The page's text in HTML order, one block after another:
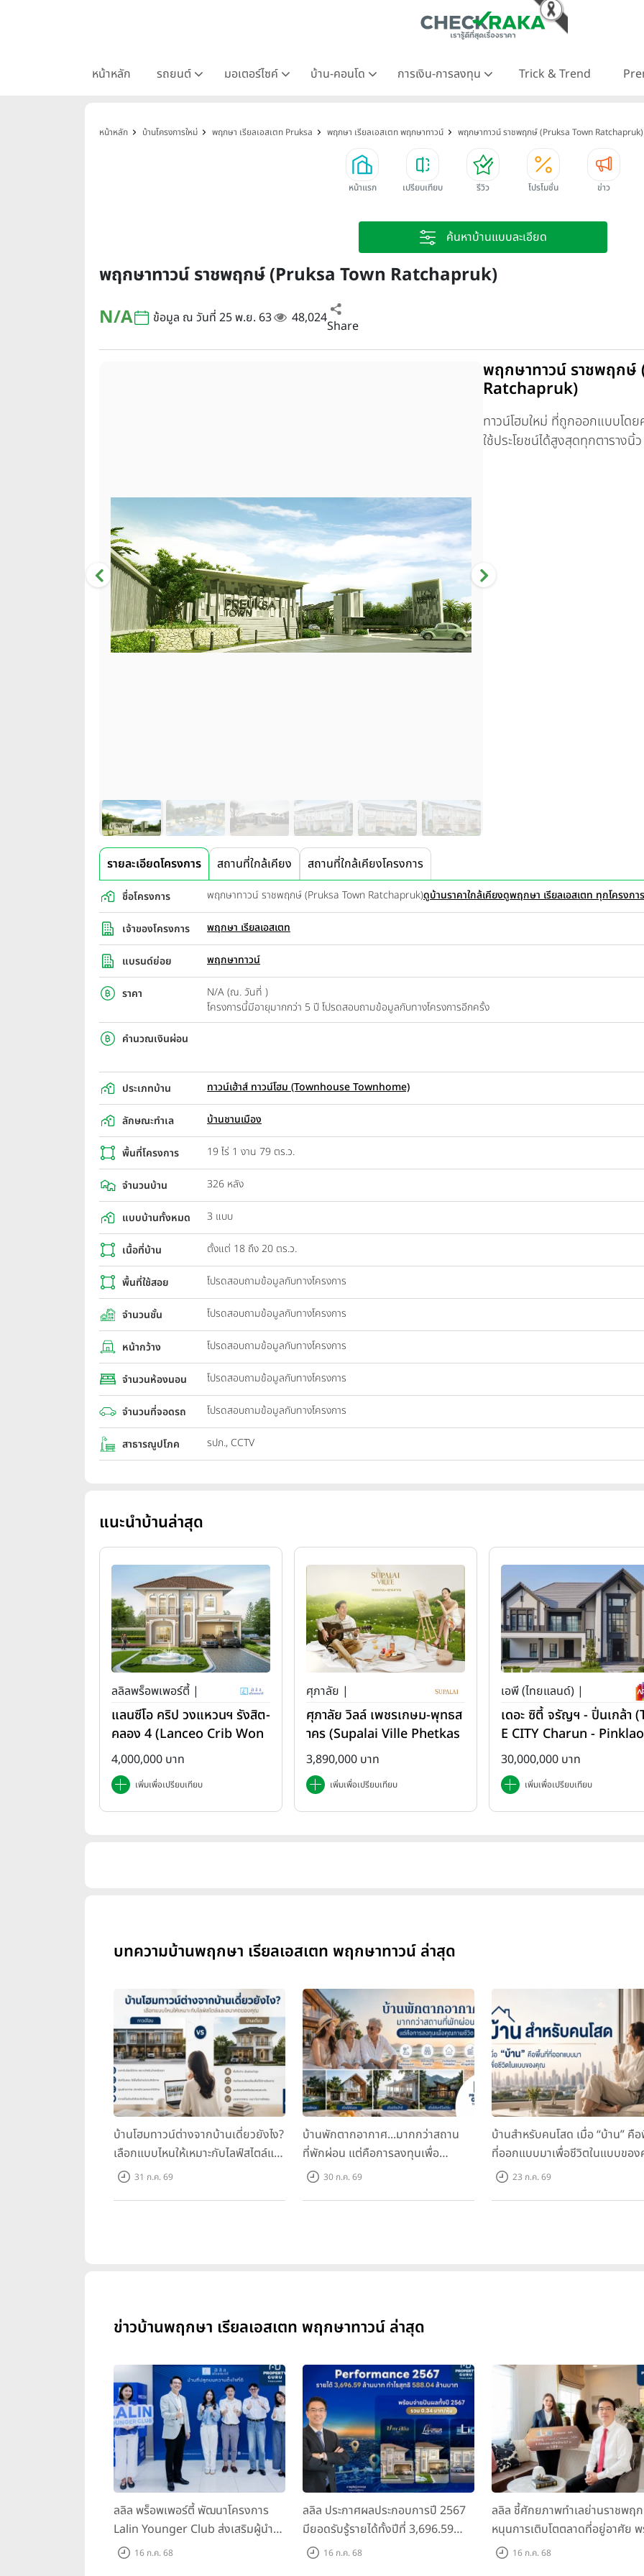
หน้าหลัก รถยนต์ มอเตอร์ไซค์ บ้าน-คอนโด การเงิน-การลงทุน Trick & Trend
หน้าหลัก บ้านโครงการใหม่ พฤกษา เรียลเอสเตท Pruksa พฤกษา เรียลเอสเตท พฤกษาทาวน์ พฤกษาทาวน์ ราชพฤกษ์ (Pruksa Town Ratchapruk)
หน้าแรก เปรียบเทียบ รีวิว โปรโมชั่น ข่าว
ค้นหาบ้านแบบละเอียด
พฤกษาทาวน์ ราชพฤกษ์ (Pruksa Town Ratchapruk)
N/A
ข้อมูล ณ วันที่ 25 พ.ย. 63 48,024Share
พฤกษาทาวน์ ราชพฤกษ์
Ratchapruk)
ทาวน์โฮมใหม่ ที่ถูกออกแบบโดย
ใช้ประโยชน์ได้สูงสุดทุกตาราง
รายละเอียดโครงการ สถานที่ใกล้เคียง สถานที่ใกล้เคียงโครงการ
ชื่อโครงการ พฤกษาทาวน์ ราชพฤกษ์ (Pruksa Town Ratchapruk)ดูบ้านราคาใกล้เคียงดูพฤกษา เรียลเอสเตท ทุกโครงการ
เจ้าของโครงการ พฤกษา เรียลเอสเตท
แบรนด์ย่อย พฤกษาทาวน์
ราคา
N/A (ณ. วันที่ )
โครงการนี้มีอายุมากกว่า 5 ปี โปรดสอบถามข้อมูลกับทางโครงการอีกครั้ง
คำนวณเงินผ่อน
ประเภทบ้าน ทาวน์เฮ้าส์ ทาวน์โฮม (Townhouse Townhome)
ลักษณะทำเล บ้านชานเมือง
พื้นที่โครงการ 19 ไร่ 1 งาน 79 ตร.ว.
จำนวนบ้าน 326 หลัง
แบบบ้านทั้งหมด 3 แบบ
เนื้อที่บ้าน ตั้งแต่ 18 ถึง 20 ตร.ว.
พื้นที่ใช้สอย โปรดสอบถามข้อมูลกับทางโครงการ
จำนวนชั้น โปรดสอบถามข้อมูลกับทางโครงการ
หน้ากว้าง โปรดสอบถามข้อมูลกับทางโครงการ
จำนวนห้องนอน โปรดสอบถามข้อมูลกับทางโครงการ
จำนวนที่จอดรถ โปรดสอบถามข้อมูลกับทางโครงการ
สาธารณูปโภค รปภ., CCTV
แนะนำบ้านล่าสุด
ลลิลพร็อพเพอร์ตี้ |
แลนซีโอ คริป วงแหวนฯ รังสิต-
คลอง 4 (Lanceo Crib Won
gwan Rangsit-Khlong4)
4,000,000 บาท
เพิ่มเพื่อเปรียบเทียบ
ศุภาลัย |
ศุภาลัย วิลล์ เพชรเกษม-พุทธส
าคร (Supalai Ville Phetkas
em-Phutthasakorn)
3,890,000 บาท
เพิ่มเพื่อเปรียบเทียบ
เอพี (ไทยแลนด์) |
เดอะ ซิตี้ จรัญฯ - ปิ่นเกล้า
E CITY Charun -
30,000,000 บาท
เพิ่มเพื่อเปรียบเทียบ
บทความบ้านพฤกษา เรียลเอสเตท พฤกษาทาวน์ ล่าสุด
บ้านโฮมทาวน์ต่างจากบ้านเดี่ยวยังไง?
เลือกแบบไหนให้เหมาะกับไลฟ์สไตล์และ
อนาคตของคุณ
31 ก.ค. 69
บ้านพักตากอากาศ...มากกว่าสถาน
ที่พักผ่อน แต่คือการลงทุนเพื่อ
คุณภาพชีวิต
30 ก.ค. 69
บ้านสำหรับคนโสด เมื่อ “บ้าน” คื
ที่ออกแบบมาเพื่อชีวิตในแบบขอ
23 ก.ค. 69
ข่าวบ้านพฤกษา เรียลเอสเตท พฤกษาทาวน์ ล่าสุด
ลลิล พร็อพเพอร์ตี้ พัฒนาโครงการ
Lalin Younger Club ส่งเสริมผู้นำ
รุ่นใหม่ พัฒนาองค์กรสู่อนาคต
16 ก.ค. 68
ลลิล ประกาศผลประกอบการปี 2567
มียอดรับรู้รายได้ทั้งปีที่ 3,696.59
ล้านบาท กำไรสุทธิ 588.04 ล้านบาท
16 ก.ค. 68
ลลิล ชี้ศักยภาพทำเลย่านราชพฤ
หนุนการเติบโตตลาดที่อยู่อาศัย
เปิดตัวโครงการใหม่ "ไลโอ
16 ก.ค. 68